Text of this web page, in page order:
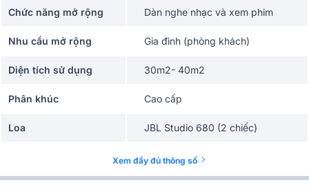
Chức năng mở rộng Dàn nghe nhạc và xem phim
Nhu cầu mở rộng Gia đình (phòng khách)
Diện tích sử dụng 30m2- 40m2
Phân khúc Cao cấp
Loa JBL Studio 680 (2 chiếc)
JBL Studio 610 (2 chiếc)
Xem đầy đủ thông số